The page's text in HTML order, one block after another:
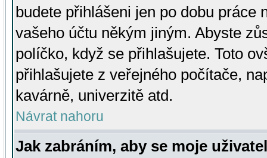
budete přihlášeni jen po dobu práce
vašeho účtu někým jiným. Abyste
políčko, když se přihlašujete. Toto
přihlašujete z veřejného počítače,
kavárně, univerzitě atd.
Návrat nahoru
Jak zabráním, aby se moje